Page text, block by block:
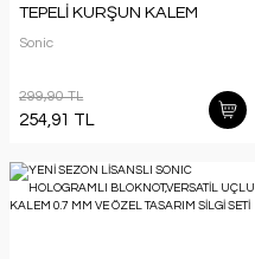
TEPELİ KURŞUN KALEM
Sonic
299,90 TL
254,91 TL